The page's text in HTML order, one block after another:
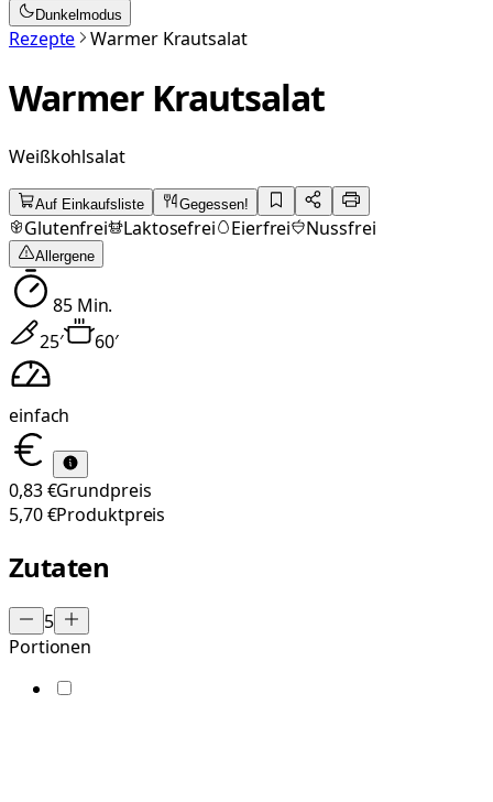
Dunkelmodus
Rezepte Warmer Krautsalat
Warmer Krautsalat
Weißkohlsalat
Auf Einkaufsliste Gegessen!
Glutenfrei Laktosefrei Eierfrei Nussfrei
Allergene
85Min.
25′ 60′
einfach
0,83 €Grundpreis
5,70 €Produktpreis
Zutaten
5
Portionen